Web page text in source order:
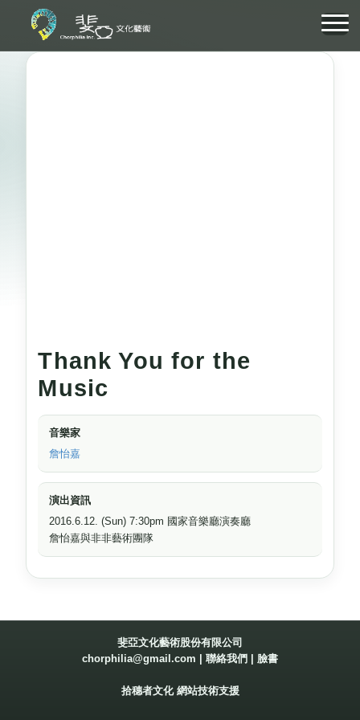
Thank You for the
Music
音樂家
詹怡嘉
演出資訊
2016.6.12. (Sun) 7:30pm 國家音樂廳演奏廳
詹怡嘉與非非藝術團隊
斐亞文化藝術股份有限公司
chorphilia@gmail.com
聯絡我們 臉書
拾穗者文化網站技術支援